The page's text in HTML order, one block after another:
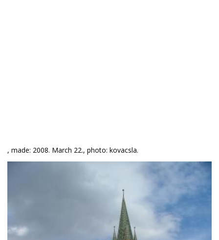
, made: 2008. March 22., photo: kovacsla.